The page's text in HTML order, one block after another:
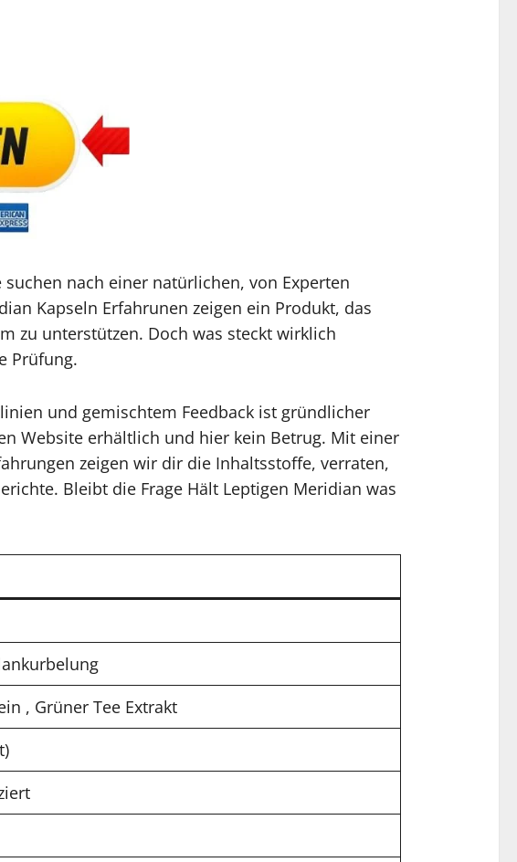
nach einer natürlichen, von Experten
Kapseln Erfahrunen zeigen ein Produkt, das
zu unterstützen. Doch was steckt wirklich
Prüfung.
und gemischtem Feedback ist gründlicher
Website erhältlich und hier kein Betrug. Mit einer
zeigen wir dir die Inhaltsstoffe, verraten,
Bleibt die Frage Hält Leptigen Meridian was
, Grüner Tee Extrakt